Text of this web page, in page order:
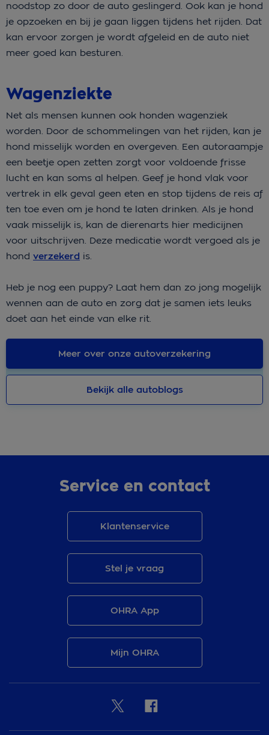
noodstop zo door de auto geslingerd. Ook kan je hond
je opzoeken en bij je gaan liggen tijdens het rijden. Dat
kan ervoor zorgen je wordt afgeleid en de auto niet
meer goed kan besturen.
Wagenziekte
Net als mensen kunnen ook honden wagenziek
worden. Door de schommelingen van het rijden, kan je
hond misselijk worden en overgeven. Een autoraampje
een beetje open zetten zorgt voor voldoende frisse
lucht en kan soms al helpen. Geef je hond vlak voor
vertrek in elk geval geen eten en stop tijdens de reis af
ten toe even om je hond te laten drinken. Als je hond
vaak misselijk is, kan de dierenarts hier medicijnen
voor uitschrijven. Deze medicatie wordt vergoed als je
hond verzekerd is.
Heb je nog een puppy? Laat hem dan zo jong mogelijk
wennen aan de auto en zorg dat je samen iets leuks
doet aan het einde van elke rit.
Meer over onze autoverzekering
Bekijk alle autoblogs
Service en contact
Klantenservice
Stel je vraag
OHRA App
Mijn OHRA